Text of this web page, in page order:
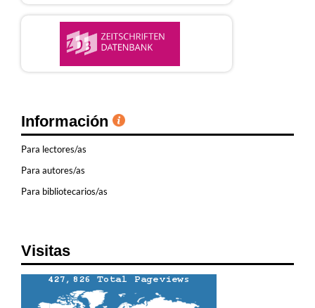
Información
Para lectores/as
Para autores/as
Para bibliotecarios/as
Visitas